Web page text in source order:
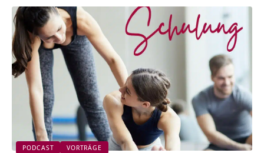
PODCAST VORTRÄGE